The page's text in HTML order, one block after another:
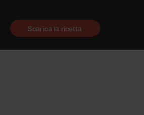
Scarica la ricetta